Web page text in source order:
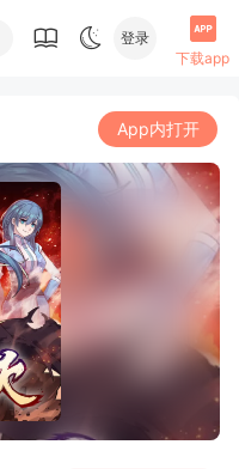
登录
下载app
App内打开